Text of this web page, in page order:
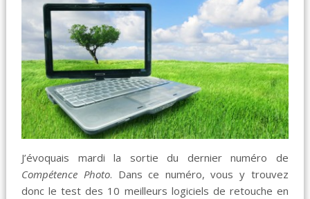
J’évoquais mardi la sortie du dernier numéro de
Compétence Photo. Dans ce numéro, vous y trouvez
donc le test des 10 meilleurs logiciels de retouche en